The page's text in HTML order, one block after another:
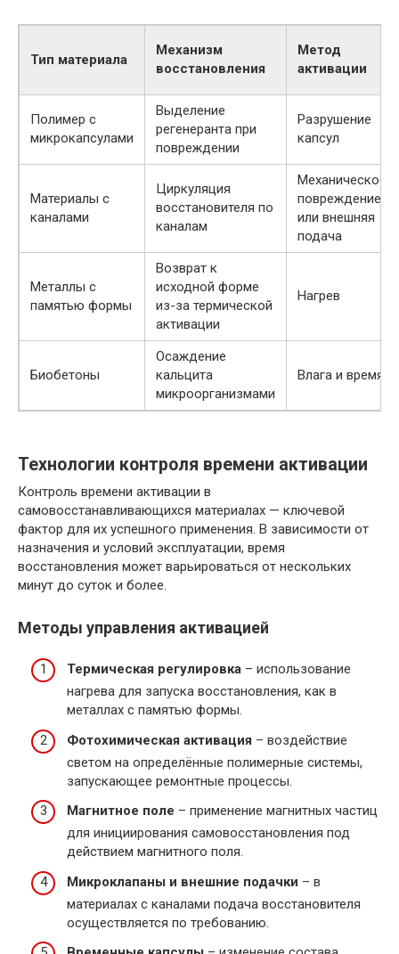
Тип материала
Механизм
восстановления
Метод
активации
Полимер с
микрокапсулами
Выделение
регенеранта при
повреждении
Разрушение
капсул
Материалы с
каналами
Циркуляция
восстановителя по
каналам
Механическое
повреждение
или внешняя
подача
Металлы с
памятью формы
Возврат к
исходной форме
из-за термической
активации
Нагрев
Биобетоны
Осаждение
кальцита
микроорганизмами
Влага и время
Технологии контроля времени активации
Контроль времени активации в
самовосстанавливающихся материалах — ключевой
фактор для их успешного применения. В зависимости от
назначения и условий эксплуатации, время
восстановления может варьироваться от нескольких
минут до суток и более.
Методы управления активацией
Термическая регулировка – использование
нагрева для запуска восстановления, как в
металлах с памятью формы.
Фотохимическая активация – воздействие
светом на определённые полимерные системы,
запускающее ремонтные процессы.
Магнитное поле – применение магнитных частиц
для инициирования самовосстановления под
действием магнитного поля.
Микроклапаны и внешние подачки – в
материалах с каналами подача восстановителя
осуществляется по требованию.